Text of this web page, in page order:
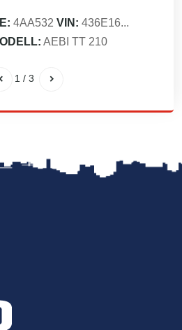
4AA532 VIN: 436E16...
AEBI TT 210
1 / 3